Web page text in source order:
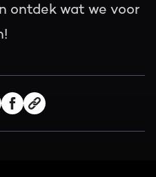
ontdek wat we voor